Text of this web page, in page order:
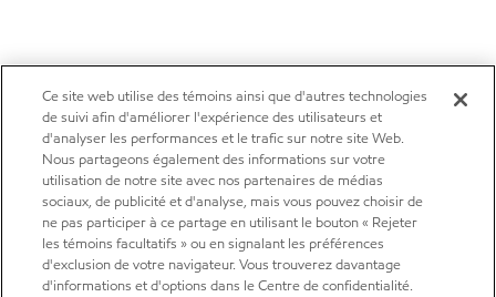
Ce site web utilise des témoins ainsi que d'autres technologies
de suivi afin d'améliorer l'expérience des utilisateurs et
d'analyser les performances et le trafic sur notre site Web.
Nous partageons également des informations sur votre
utilisation de notre site avec nos partenaires de médias
sociaux, de publicité et d'analyse, mais vous pouvez choisir de
ne pas participer à ce partage en utilisant le bouton « Rejeter
les témoins facultatifs » ou en signalant les préférences
d'exclusion de votre navigateur. Vous trouverez davantage
d'informations et d'options dans le Centre de confidentialité.